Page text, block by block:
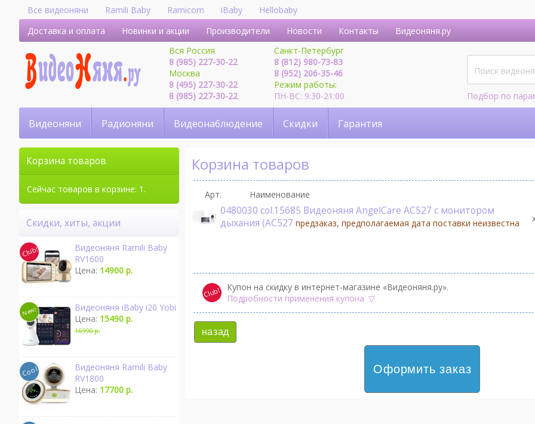
Все видеоняни Ramili Baby Ramicom iBaby
Hellobaby
Доставка и оплата
Новинки и акции Производители Новости Контакты
Видеоняня.ру
Вся Россия
8 (985) 227-30-22
Москва
8 (495) 227-30-22
8 (985) 227-30-22
Санкт-Петербург
8 (812) 980-73-83
8 (952) 206-35-46
Режим работы:
ПН-ВС: 9:30-21:00
Подбор по
Видеоняни Радионяни Видеонаблюдение Скидки Гарантия
Корзина товаров
Арт. Наименование
0480030 col.15685 Видеоняня AngelСare AC527 с монитором
дыхания (AC527предзаказ, предполагаемая дата поставки неизвестна
Купон на скидку в интернет-магазине «Видеоняня.ру».
Подробности применения купона
назад
Оформить заказ
Корзина товаров
Сейчас товаров в корзине: 1.
Скидки, хиты, акции
Видеоняня Ramili Baby
RV1600
Цена: 14900 р.
Видеоняня iBaby i20 Yobi
Цена: 15490 р.
16990 р.
Видеоняня Ramili Baby
RV1800
Цена: 17700 р.